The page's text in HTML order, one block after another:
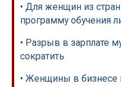
• Для женщин из
программу обучения
• Разрыв в зарплате
сократить
• Женщины в бизнесе